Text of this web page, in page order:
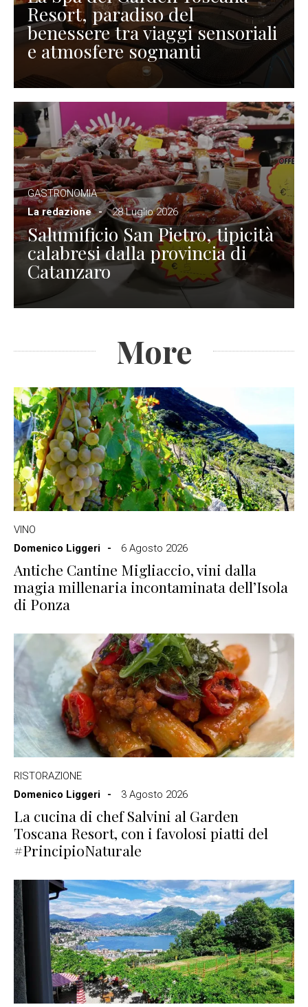
Resort, paradiso del
benessere tra viaggi sensoriali
e atmosfere sognanti
GASTRONOMIA
La redazione
28 Luglio 2026
Salumificio San Pietro, tipicità
calabresi dalla provincia di
Catanzaro
More
VINO
Domenico Liggeri
6 Agosto 2026
Antiche Cantine Migliaccio, vini dalla
magia millenaria incontaminata dell’Isola
di Ponza
RISTORAZIONE
Domenico Liggeri
3 Agosto 2026
La cucina di chef Salvini al Garden
Toscana Resort, con i favolosi piatti del
#PrincipioNaturale